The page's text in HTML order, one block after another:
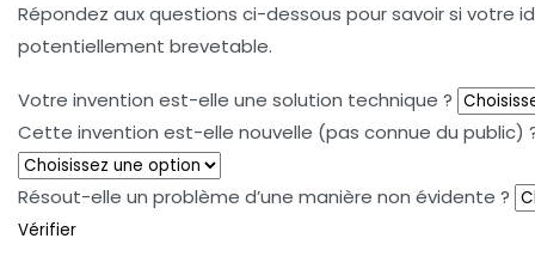
Répondez aux questions ci-dessous pour savoir si votre
potentiellement brevetable.
Votre invention est-elle une solution technique ?
Cette invention est-elle nouvelle (pas connue du public)
Résout-elle un problème d’une manière non évidente ?
Vérifier